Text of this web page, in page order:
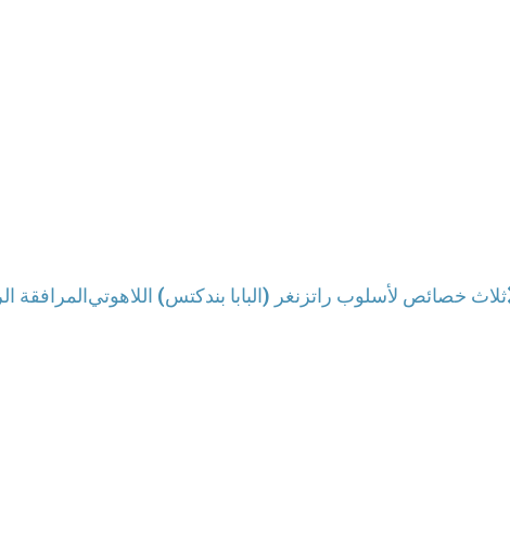
المرافقةثلاث خصائص لأسلوب راتزنغر (البابا بندكتس) اللاهوتي